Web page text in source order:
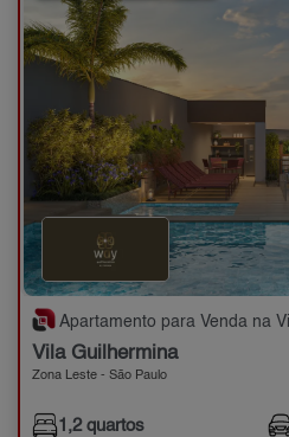
Apartamento para Venda na Vila
Vila Guilhermina
Zona Leste - São Paulo
1,2 quartos